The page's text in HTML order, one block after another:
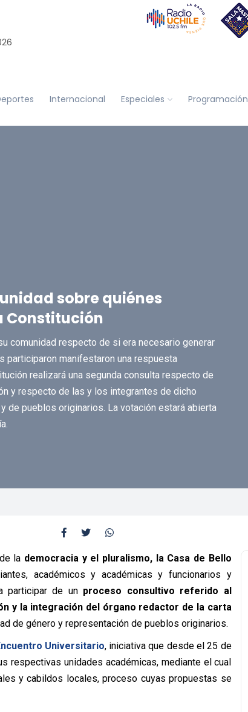
Internacional Especiales Programación
sobre quiénes
Constitución
comunidad respecto de si era necesario generar
participaron manifestaron una respuesta
realizará una segunda consulta respecto de
y respecto de las y los integrantes de dicho
de pueblos originarios. La votación estará abierta
la democracia y el pluralismo, la Casa de Bello
académicos y académicas y funcionarios y
participar de un proceso consultivo referido al
y la integración del órgano redactor de la carta
de género y representación de pueblos originarios.
Universitario, iniciativa que desde el 25 de
respectivas unidades académicas, mediante el cual
y cabildos locales, proceso cuyas propuestas se